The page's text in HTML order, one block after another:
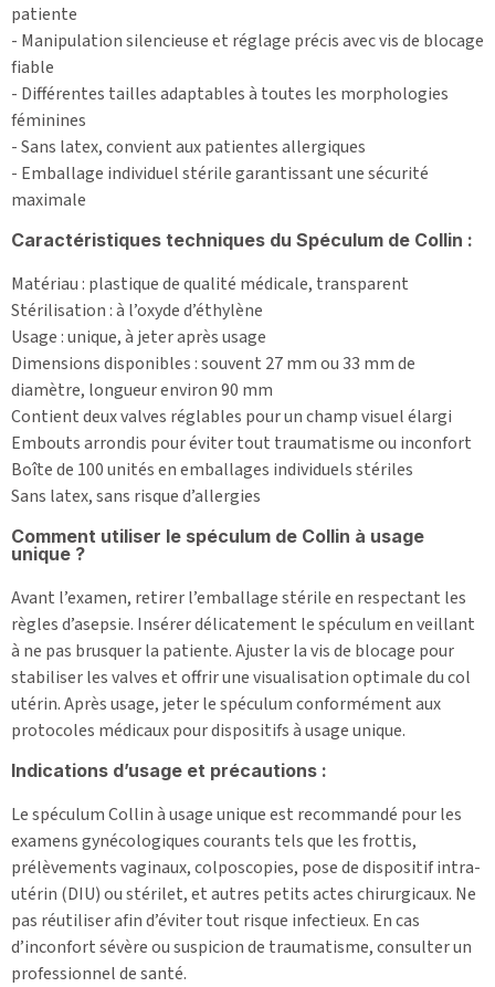
patiente
- Manipulation silencieuse et réglage précis avec vis de blocage
fiable
- Différentes tailles adaptables à toutes les morphologies
féminines
- Sans latex, convient aux patientes allergiques
- Emballage individuel stérile garantissant une sécurité
maximale
Caractéristiques techniques du Spéculum de Collin :
Matériau : plastique de qualité médicale, transparent
Stérilisation : à l’oxyde d’éthylène
Usage : unique, à jeter après usage
Dimensions disponibles : souvent 27 mm ou 33 mm de
diamètre, longueur environ 90 mm
Contient deux valves réglables pour un champ visuel élargi
Embouts arrondis pour éviter tout traumatisme ou inconfort
Boîte de 100 unités en emballages individuels stériles
Sans latex, sans risque d’allergies
Comment utiliser le spéculum de Collin à usage
unique ?
Avant l’examen, retirer l’emballage stérile en respectant les
règles d’asepsie. Insérer délicatement le spéculum en veillant
à ne pas brusquer la patiente. Ajuster la vis de blocage pour
stabiliser les valves et offrir une visualisation optimale du col
utérin. Après usage, jeter le spéculum conformément aux
protocoles médicaux pour dispositifs à usage unique.
Indications d’usage et précautions :
Le spéculum Collin à usage unique est recommandé pour les
examens gynécologiques courants tels que les frottis,
prélèvements vaginaux, colposcopies, pose de dispositif intra-
utérin (DIU) ou stérilet, et autres petits actes chirurgicaux. Ne
pas réutiliser afin d’éviter tout risque infectieux. En cas
d’inconfort sévère ou suspicion de traumatisme, consulter un
professionnel de santé.